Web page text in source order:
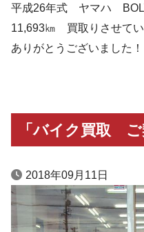
平成26年式 ヤマハ
11,693㎞ 買取りさせて
ありがとうございました！
「バイク買取 ご
2018年09月11日